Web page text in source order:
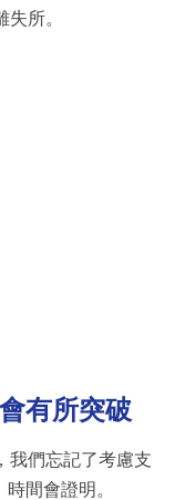
所。
有所突破
我們忘記了考慮支
間會證明。